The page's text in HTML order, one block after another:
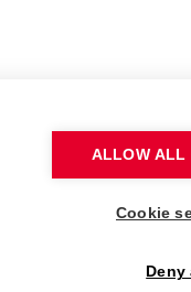
ALLOW ALL
Cookie
Deny